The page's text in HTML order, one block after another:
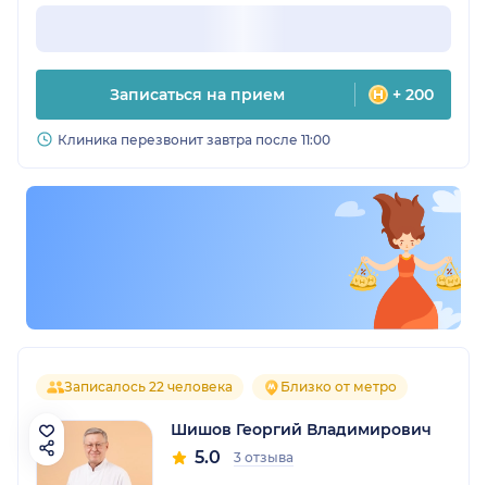
Записаться на прием + 200
Клиника перезвонит завтра после 11:00
Записалось 22 человека Близко от метро
Шишов Георгий Владимирович
5.0 3 отзыва